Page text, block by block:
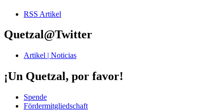
RSS Artikel
Quetzal@Twitter
Artikel | Noticias
¡Un Quetzal, por favor!
Spende
Fördermitgliedschaft